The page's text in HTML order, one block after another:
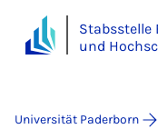
und
Universität Paderborn